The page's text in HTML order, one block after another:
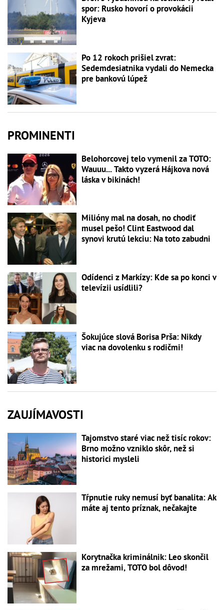
spor: Rusko hovorí o provokácii
Kyjeva
Po 12 rokoch prišiel zvrat:
Sedemdesiatnika vydali do Nemecka
pre bankovú lúpež
PROMINENTI
Belohorcovej telo vymenil za TOTO:
Wauuu... Takto vyzerá Hájkova nová
láska v bikinách!
Milióny mal na dosah, no chodiť
musel pešo! Clint Eastwood dal
synovi krutú lekciu: Na toto zabudni
Odídenci z Markízy: Kde sa po konci v
televízii usídlili?
Šokujúce slová Borisa Prša: Nikdy
viac na dovolenku s rodičmi!
ZAUJÍMAVOSTI
Tajomstvo staré viac než tisíc rokov:
Brno možno vzniklo skôr, než si
historici mysleli
Tŕpnutie ruky nemusí byť banalita: Ak
máte aj tento príznak, nečakajte
Korytnačka kriminálnik: Leo skončil
za mrežami, TOTO bol dôvod!